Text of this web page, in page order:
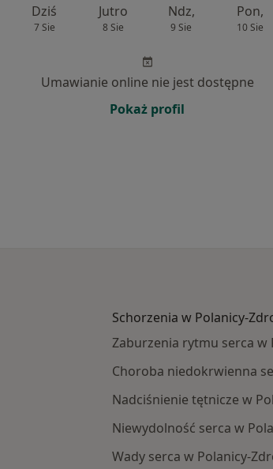
Dziś
7 Sie
Jutro
8 Sie
Ndz,
9 Sie
Pon,
10 Sie
Umawianie online nie jest dostępne
Pokaż profil
Schorzenia w Polanicy-
Zaburzenia rytmu serca w
Choroba niedokrwienna
Nadciśnienie tętnicze w
Niewydolność serca w
Wady serca w Polanicy-